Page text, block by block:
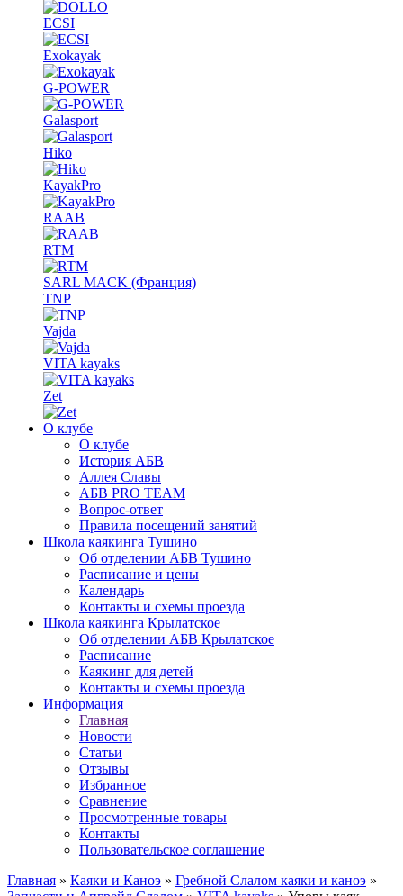
ECSI
Exokayak
G-POWER
Galasport
Hiko
KayakPro
RAAB
RTM
SARL MACK (Франция)
TNP
Vajda
VITA kayaks
Zet
О клубе
О клубе
История АБВ
Аллея Славы
АБВ PRO TEAM
Вопрос-ответ
Правила посещений занятий
Школа каякинга Тушино
Об отделении АБВ Тушино
Расписание и цены
Календарь
Контакты и схемы проезда
Школа каякинга Крылатское
Об отделении АБВ Крылатское
Расписание
Каякинг для детей
Контакты и схемы проезда
Информация
Главная
Новости
Статьи
Отзывы
Избранное
Сравнение
Просмотренные товары
Контакты
Пользовательское соглашение
Главная » Каяки и Каноэ » Гребной Слалом каяки и каноэ »